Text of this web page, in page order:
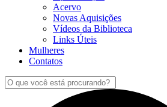
Acervo
Novas Aquisições
Vídeos da Biblioteca
Links Úteis
Mulheres
Contatos